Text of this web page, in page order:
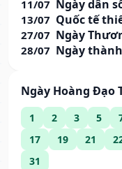
11/07 Ngày dân
13/07 Quốc tế
27/07 Ngày
28/07 Ngày
Ngày Hoàng Đạo
1 2 3 5
17
19 21
31